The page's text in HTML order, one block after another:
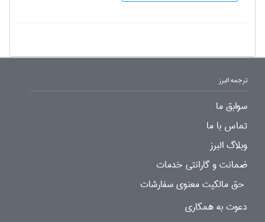
ترجمه البرز
سوابق ما
تماس با ما
وبلاگ البرز
ضمانت و گارانتی خدمات
حق مالکیت معنوی سفارشات
دعوت به همکاری